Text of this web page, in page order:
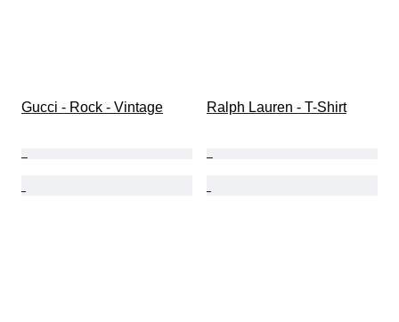
Gucci - Rock - Vintage Ralph Lauren - T-Shirt